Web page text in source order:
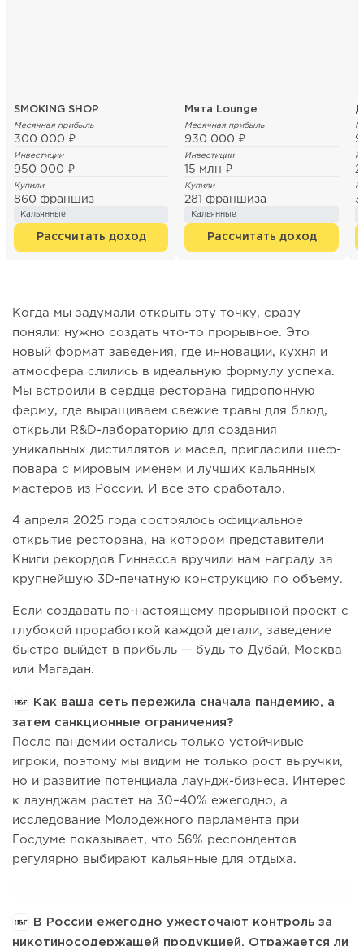
SMOKING SHOP
Месячная прибыль
300 000 ₽
Инвестиции
950 000 ₽
Купили
860 франшиз
Кальянные
Рассчитать доход
Мята Lounge
Месячная прибыль
930 000 ₽
Инвестиции
15 млн ₽
Купили
281 франшиза
Кальянные
Рассчитать доход
Когда мы задумали открыть эту точку, сразу
поняли: нужно создать что-то прорывное. Это
новый формат заведения, где инновации, кухня и
атмосфера слились в идеальную формулу успеха.
Мы встроили в сердце ресторана гидропонную
ферму, где выращиваем свежие травы для блюд,
открыли R&D-лабораторию для создания
уникальных дистиллятов и масел, пригласили шеф-
повара с мировым именем и лучших кальянных
мастеров из России. И все это сработало.
4 апреля 2025 года состоялось официальное
открытие ресторана, на котором представители
Книги рекордов Гиннесса вручили нам награду за
крупнейшую 3D-печатную конструкцию по объему.
Если создавать по-настоящему прорывной проект с
глубокой проработкой каждой детали, заведение
быстро выйдет в прибыль — будь то Дубай, Москва
или Магадан.
Как ваша сеть пережила сначала пандемию, а
затем санкционные ограничения?
После пандемии остались только устойчивые
игроки, поэтому мы видим не только рост выручки,
но и развитие потенциала лаундж-бизнеса. Интерес
к лаунджам растет на 30–40% ежегодно, а
исследование Молодежного парламента при
Госдуме показывает, что 56% респондентов
регулярно выбирают кальянные для отдыха.
В России ежегодно ужесточают контроль за
никотиносодержащей продукцией. Отражается ли